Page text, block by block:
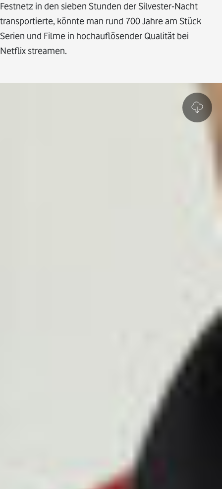
Festnetz in den sieben Stunden der Silvester-Nacht
transportierte, könnte man rund 700 Jahre am Stück
Serien und Filme in hochauflösender Qualität bei
Netflix streamen.